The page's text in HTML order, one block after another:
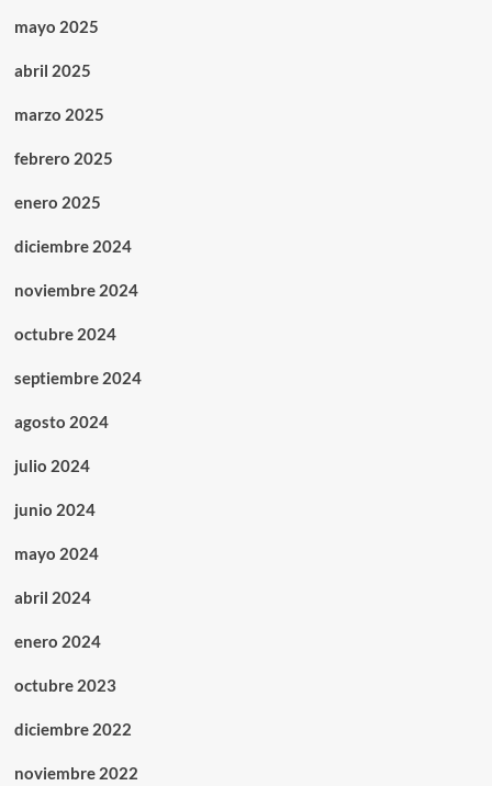
mayo 2025
abril 2025
marzo 2025
febrero 2025
enero 2025
diciembre 2024
noviembre 2024
octubre 2024
septiembre 2024
agosto 2024
julio 2024
junio 2024
mayo 2024
abril 2024
enero 2024
octubre 2023
diciembre 2022
noviembre 2022